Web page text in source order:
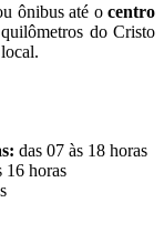
ônibus até o centro
do Cristo
das 07 às 18 horas
16 horas